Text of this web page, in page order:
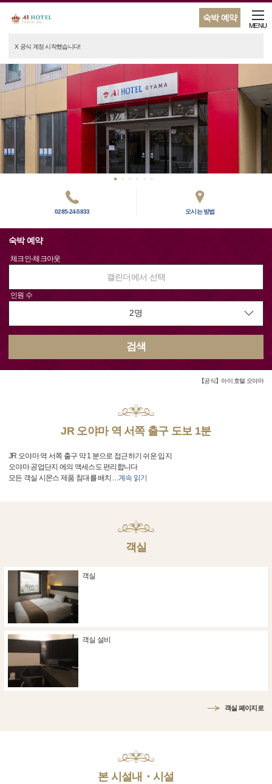
숙박 예약
MENU
X 공식 계정 시작했습니다!
0285-24-5833 오시는 방법
숙박 예약
체크인-체크아웃
캘린더에서 선택
인원 수
검색
【공식】아이 호텔 오야마
JR 오야마 역 서쪽 출구 도보 1분
JR 오야마 역 서쪽 출구 약 1 분으로 접근하기 쉬운 입지
오야마 공업단지 에의 액세스도 편리합니다
모든 객실 시몬스 제품 침대를 배치 …계속 읽기
객실
객실
객실 설비
객실 페이지로
본 시설내・시설